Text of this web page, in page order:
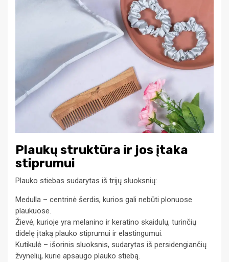
Plaukų struktūra ir jos įtaka
stiprumui
Plauko stiebas sudarytas iš trijų sluoksnių:
Medulla – centrinė šerdis, kurios gali nebūti plonuose
plaukuose.
Žievė, kurioje yra melanino ir keratino skaidulų, turinčių
didelę įtaką plauko stiprumui ir elastingumui.
Kutikulė – išorinis sluoksnis, sudarytas iš persidengiančių
žvynelių, kurie apsaugo plauko stiebą.